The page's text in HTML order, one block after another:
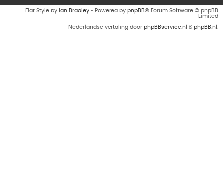
Flat Style by Ian Bradley • Powered by phpBB® Forum Software © phpBB
Limited
Nederlandse vertaling door phpBBservice.nl & phpBB.nl